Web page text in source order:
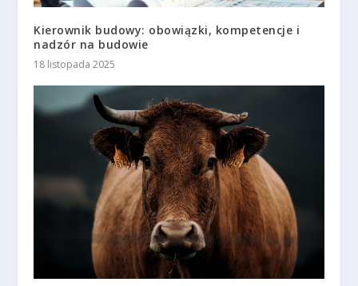
Kierownik budowy: obowiązki, kompetencje i
nadzór na budowie
18 listopada 2025